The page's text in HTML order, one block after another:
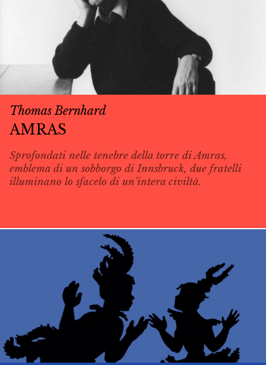
Thomas Bernhard
AMRAS
Sprofondati nelle tenebre della torre di Amras,
emblema di un sobborgo di Innsbruck, due fratelli
illuminano lo sfacelo di un’intera civiltà.